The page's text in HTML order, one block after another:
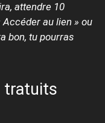
attendre 10
au lien » ou
bon, tu pourras
tratuits